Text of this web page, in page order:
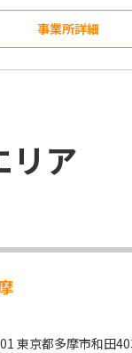
事業所詳細
リア
東京都多摩市和田